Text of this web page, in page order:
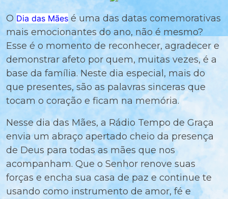
O Dia das Mães é uma das datas comemorativas
mais emocionantes do ano, não é mesmo?
Esse é o momento de reconhecer, agradecer e
demonstrar afeto por quem, muitas vezes, é a
base da família. Neste dia especial, mais do
que presentes, são as palavras sinceras que
tocam o coração e ficam na memória.
Nesse dia das Mães, a Rádio Tempo de Graça
envia um abraço apertado cheio da presença
de Deus para todas as mães que nos
acompanham. Que o Senhor renove suas
forças e encha sua casa de paz e continue te
usando como instrumento de amor, fé e